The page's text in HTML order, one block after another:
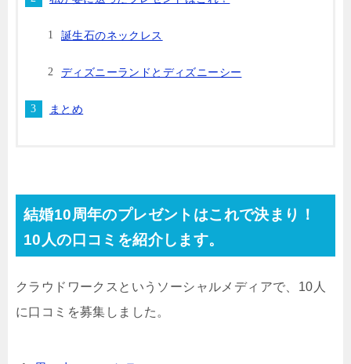
誕生石のネックレス
ディズニーランドとディズニーシー
まとめ
結婚10周年のプレゼントはこれで決まり！
10人の口コミを紹介します。
クラウドワークスというソーシャルメディアで、10人
に口コミを募集しました。